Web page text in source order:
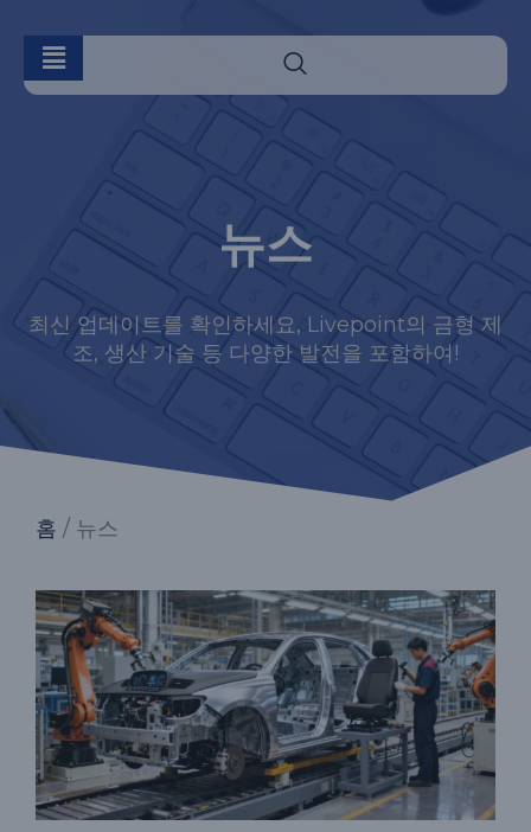
뉴스
최신 업데이트를 확인하세요, Livepoint의 금형 제
조, 생산 기술 등 다양한 발전을 포함하여!
홈 / 뉴스